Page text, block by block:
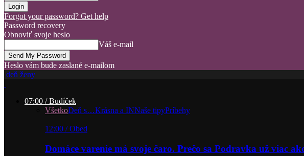
Forgot your password? Get help
Password recovery
Obnoviť svoje heslo
Váš e-mail
Heslo vám bude zaslané e-mailom
deň ženy
07:00 / Budíček
VšetkoDeň s…Krásna a INNaše tipyPríbehy
12:00 / Obed
Domáce varenie má svoje čaro. Prečo sa Podravka už viac